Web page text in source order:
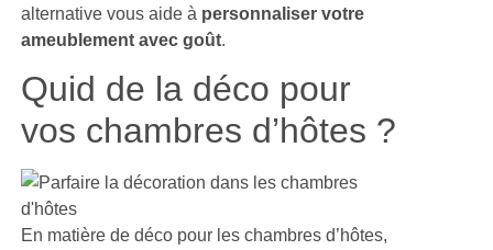
alternative vous aide à personnaliser votre
ameublement avec goût.
Quid de la déco pour
vos chambres d’hôtes ?
En matière de déco pour les chambres d’hôtes,